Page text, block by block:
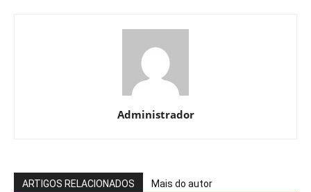
Administrador
ARTIGOS RELACIONADOS Mais do autor